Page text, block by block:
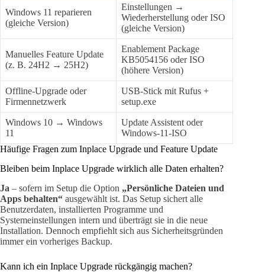
Windows 11 reparieren
(gleiche Version)
Einstellungen →
Wiederherstellung oder ISO
(gleiche Version)
Manuelles Feature Update
(z. B. 24H2 → 25H2)
Enablement Package
KB5054156 oder ISO
(höhere Version)
Offline-Upgrade oder
Firmennetzwerk
USB-Stick mit Rufus +
setup.exe
Windows 10 → Windows
11
Update Assistent oder
Windows-11-ISO
Häufige Fragen zum Inplace Upgrade und Feature Update
Bleiben beim Inplace Upgrade wirklich alle Daten erhalten?
Ja – sofern im Setup die Option „Persönliche Dateien und
Apps behalten“ ausgewählt ist. Das Setup sichert alle
Benutzerdaten, installierten Programme und
Systemeinstellungen intern und überträgt sie in die neue
Installation. Dennoch empfiehlt sich aus Sicherheitsgründen
immer ein vorheriges Backup.
Kann ich ein Inplace Upgrade rückgängig machen?